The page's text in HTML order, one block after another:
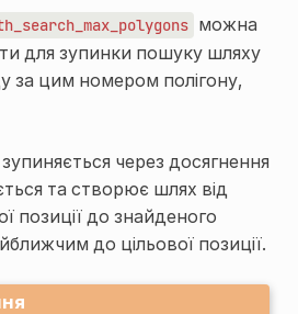
можна
для зупинки пошуку шляху
за цим номером полігону,
через досягнення
та створює шлях від
позиції до знайденого
до цільової позиції.